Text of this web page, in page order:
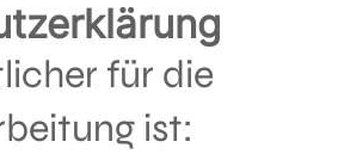
für die
ist: